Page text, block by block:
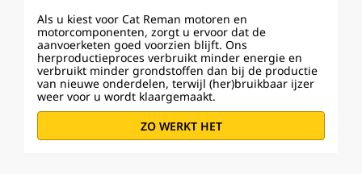
Als u kiest voor Cat Reman motoren en
motorcomponenten, zorgt u ervoor dat de
aanvoerketen goed voorzien blijft. Ons
herproductieproces verbruikt minder energie en
verbruikt minder grondstoffen dan bij de productie
van nieuwe onderdelen, terwijl (her)bruikbaar ijzer
weer voor u wordt klaargemaakt.
ZO WERKT HET